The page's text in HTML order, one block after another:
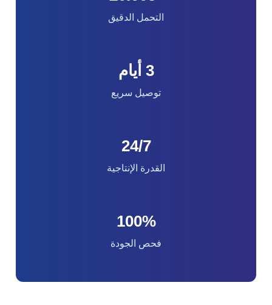
التحمل الدقيق
3 أيام
توصيل سريع
24/7
القدرة الإنتاجية
100%
فحص الجودة